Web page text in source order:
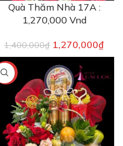
Quà Thăm Nhà 17A :
1,270,000 Vnd
1,400,000₫ 1,270,000₫
-91%